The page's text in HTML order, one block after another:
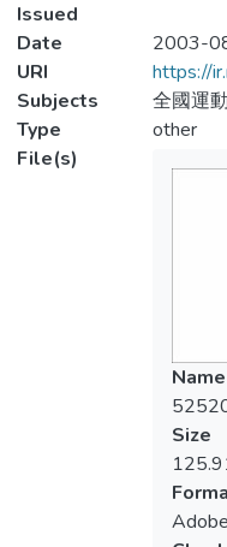
Issued
Date
2003-
URI
https://
Subjects
全國運
Type
other
File(s)
Name
Size